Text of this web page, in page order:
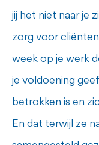
jij het niet naar je
zorg voor
week op je werk
je voldoening
betrokken is en
En dat terwijl ze